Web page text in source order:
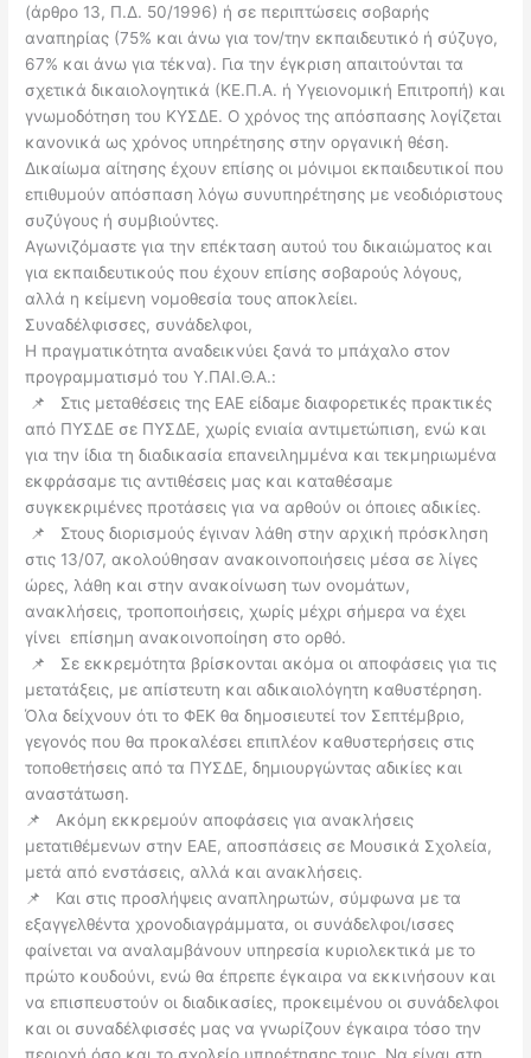
(άρθρο 13, Π.Δ. 50/1996) ή σε περιπτώσεις σοβαρής
αναπηρίας (75% και άνω για τον/την εκπαιδευτικό ή σύζυγο,
67% και άνω για τέκνα). Για την έγκριση απαιτούνται τα
σχετικά δικαιολογητικά (ΚΕ.Π.Α. ή Υγειονομική Επιτροπή) και
γνωμοδότηση του ΚΥΣΔΕ. Ο χρόνος της απόσπασης λογίζεται
κανονικά ως χρόνος υπηρέτησης στην οργανική θέση.
Δικαίωμα αίτησης έχουν επίσης οι μόνιμοι εκπαιδευτικοί που
επιθυμούν απόσπαση λόγω συνυπηρέτησης με νεοδιόριστους
συζύγους ή συμβιούντες.
Αγωνιζόμαστε για την επέκταση αυτού του δικαιώματος και
για εκπαιδευτικούς που έχουν επίσης σοβαρούς λόγους,
αλλά η κείμενη νομοθεσία τους αποκλείει.
Συναδέλφισσες, συνάδελφοι,
Η πραγματικότητα αναδεικνύει ξανά το μπάχαλο στον
προγραμματισμό του Υ.ΠΑΙ.Θ.Α.:
📌 Στις μεταθέσεις της ΕΑΕ είδαμε διαφορετικές πρακτικές
από ΠΥΣΔΕ σε ΠΥΣΔΕ, χωρίς ενιαία αντιμετώπιση, ενώ και
για την ίδια τη διαδικασία επανειλημμένα και τεκμηριωμένα
εκφράσαμε τις αντιθέσεις μας και καταθέσαμε
συγκεκριμένες προτάσεις για να αρθούν οι όποιες αδικίες.
📌 Στους διορισμούς έγιναν λάθη στην αρχική πρόσκληση
στις 13/07, ακολούθησαν ανακοινοποιήσεις μέσα σε λίγες
ώρες, λάθη και στην ανακοίνωση των ονομάτων,
ανακλήσεις, τροποποιήσεις, χωρίς μέχρι σήμερα να έχει
γίνει επίσημη ανακοινοποίηση στο ορθό.
📌 Σε εκκρεμότητα βρίσκονται ακόμα οι αποφάσεις για τις
μετατάξεις, με απίστευτη και αδικαιολόγητη καθυστέρηση.
Όλα δείχνουν ότι το ΦΕΚ θα δημοσιευτεί τον Σεπτέμβριο,
γεγονός που θα προκαλέσει επιπλέον καθυστερήσεις στις
τοποθετήσεις από τα ΠΥΣΔΕ, δημιουργώντας αδικίες και
αναστάτωση.
📌 Ακόμη εκκρεμούν αποφάσεις για ανακλήσεις
μετατιθέμενων στην ΕΑΕ, αποσπάσεις σε Μουσικά Σχολεία,
μετά από ενστάσεις, αλλά και ανακλήσεις.
📌 Και στις προσλήψεις αναπληρωτών, σύμφωνα με τα
εξαγγελθέντα χρονοδιαγράμματα, οι συνάδελφοι/ισσες
φαίνεται να αναλαμβάνουν υπηρεσία κυριολεκτικά με το
πρώτο κουδούνι, ενώ θα έπρεπε έγκαιρα να εκκινήσουν και
να επισπευστούν οι διαδικασίες, προκειμένου οι συνάδελφοι
και οι συναδέλφισσές μας να γνωρίζουν έγκαιρα τόσο την
περιοχή όσο και το σχολείο υπηρέτησης τους. Να είναι στη